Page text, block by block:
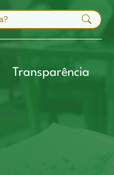
Mapa do site
Transparência